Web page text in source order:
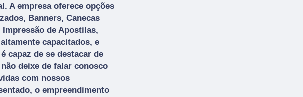
A empresa oferece opções
Banners, Canecas
de Apostilas,
capacitados, e
capaz de se destacar de
deixe de falar conosco
com nossos
o empreendimento